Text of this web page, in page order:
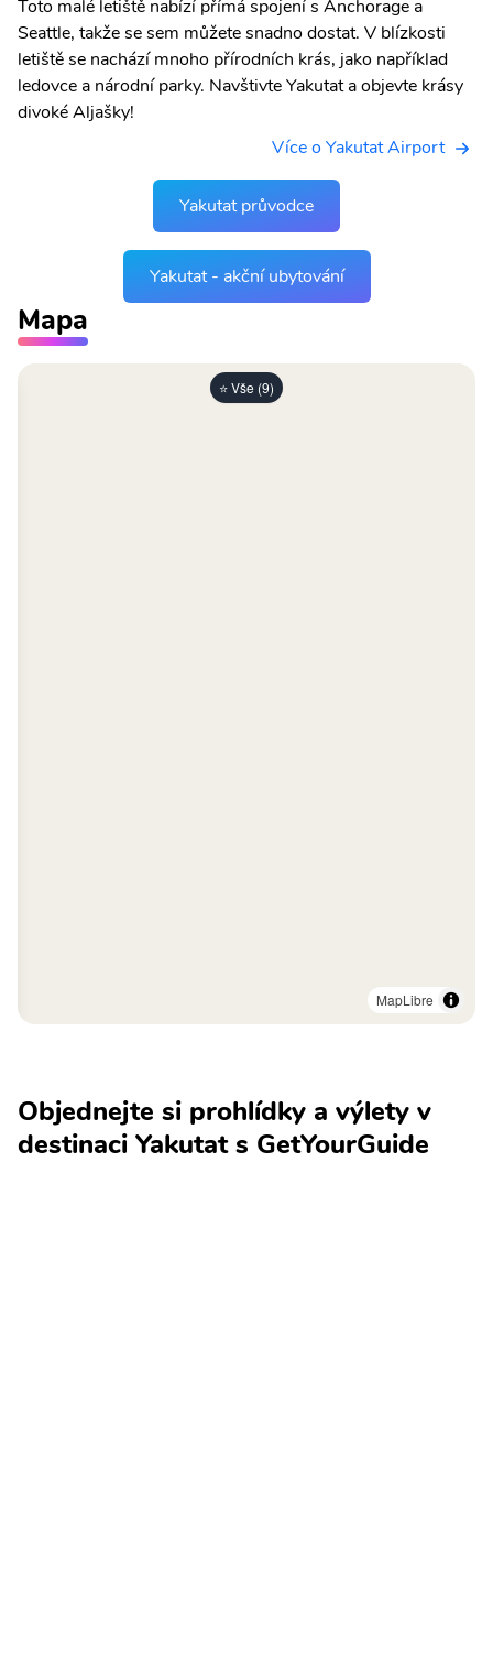
Toto malé letiště nabízí přímá spojení s Anchorage a
Seattle, takže se sem můžete snadno dostat. V blízkosti
letiště se nachází mnoho přírodních krás, jako například
ledovce a národní parky. Navštivte Yakutat a objevte krásy
divoké Aljašky!
Více o Yakutat Airport
Yakutat průvodce
Yakutat - akční ubytování
Mapa
⭐ Vše (9)
MapLibre
Objednejte si prohlídky a výlety v
destinaci Yakutat s GetYourGuide